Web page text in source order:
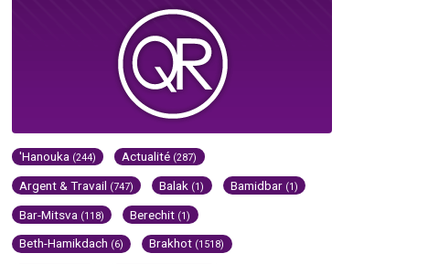
'Hanouka (244) Actualité (287)
Argent & Travail (747) Balak (1) Bamidbar (1)
Bar-Mitsva (118) Berechit (1)
Beth-Hamikdach (6) Brakhot (1518)